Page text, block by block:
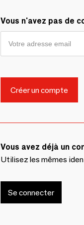
Vous n'avez pas de
Vous avez déjà un
Utilisez les mêmes
Se connecter